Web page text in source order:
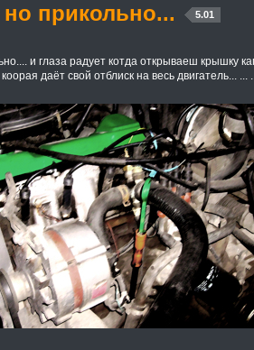
прикольно...
5.01
и глаза радует котда открываеш крышку
даёт свой отблиск на весь двигатель... ...